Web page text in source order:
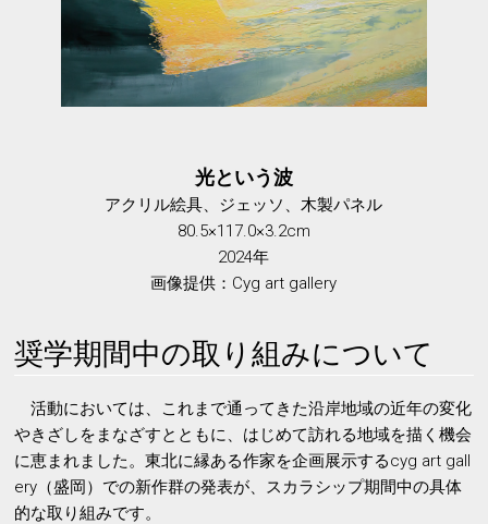
光という波
アクリル絵具、ジェッソ、木製パネル
80.5×117.0×3.2cm
2024年
画像提供：Cyg art gallery
奨学期間中の取り組みについて
活動においては、これまで通ってきた沿岸地域の近年の変化
やきざしをまなざすとともに、はじめて訪れる地域を描く機会
に恵まれました。東北に縁ある作家を企画展示するcyg art gall
ery（盛岡）での新作群の発表が、スカラシップ期間中の具体
的な取り組みです。